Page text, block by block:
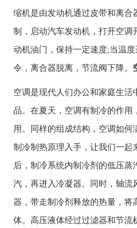
缩机是由发动机通过皮带和离合
制，启动汽车发动机，打开空
动机油门，保持一定速度;当温
令，离合器脱离，节流阀下降。
空调是现代人们办公和家庭生
品。在夏天，空调有制冷的作用
用。同样的组成结构，空调如何
制冷制热原理入手，让我们一
后，制冷系统内制冷剂的低压
汽，再进入冷凝器。同时，轴流
器，带走制冷剂释放的热量，将
体。高压液体经过过滤器和节流